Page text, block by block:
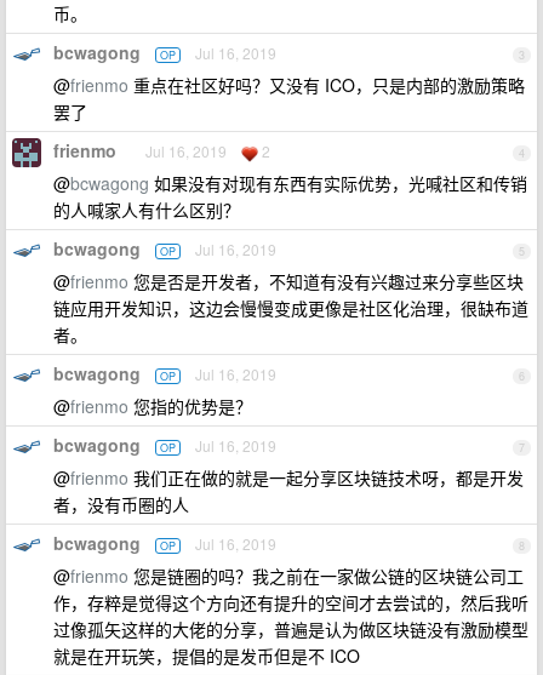
币。
3
bcwagong OP Jul 16, 2019
@frienmo 重点在社区好吗？又没有 ICO，只是内部的激励策略
罢了
4
frienmo Jul 16, 2019 2
@bcwagong 如果没有对现有东西有实际优势，光喊社区和传销
的人喊家人有什么区别？
5
bcwagong OP Jul 16, 2019
@frienmo 您是否是开发者，不知道有没有兴趣过来分享些区块
链应用开发知识，这边会慢慢变成更像是社区化治理，很缺布道
者。
6
bcwagong OP Jul 16, 2019
@frienmo 您指的优势是？
7
bcwagong OP Jul 16, 2019
@frienmo 我们正在做的就是一起分享区块链技术呀，都是开发
者，没有币圈的人
8
bcwagong OP Jul 16, 2019
@frienmo 您是链圈的吗？我之前在一家做公链的区块链公司工
作，存粹是觉得这个方向还有提升的空间才去尝试的，然后我听
过像孤矢这样的大佬的分享，普遍是认为做区块链没有激励模型
就是在开玩笑，提倡的是发币但是不 ICO